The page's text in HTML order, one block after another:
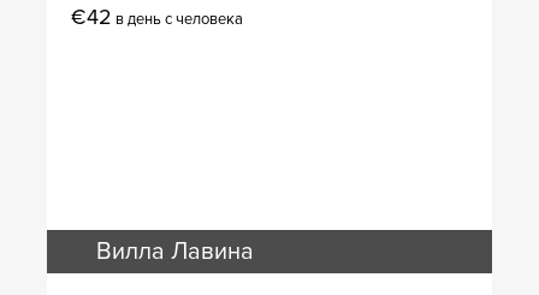
€42 в день с человека
Вилла Лавина